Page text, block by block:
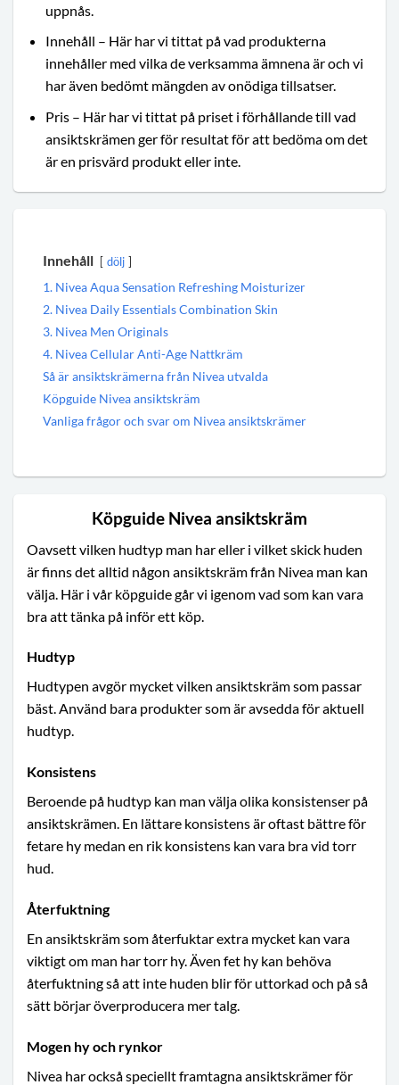
uppnås.
Innehåll – Här har vi tittat på vad produkterna
innehåller med vilka de verksamma ämnena är och vi
har även bedömt mängden av onödiga tillsatser.
Pris – Här har vi tittat på priset i förhållande till vad
ansiktskrämen ger för resultat för att bedöma om det
är en prisvärd produkt eller inte.
Innehåll dölj
1. Nivea Aqua Sensation Refreshing Moisturizer
2. Nivea Daily Essentials Combination Skin
3. Nivea Men Originals
4. Nivea Cellular Anti-Age Nattkräm
Så är ansiktskrämerna från Nivea utvalda
Köpguide Nivea ansiktskräm
Vanliga frågor och svar om Nivea ansiktskrämer
Köpguide Nivea ansiktskräm
Oavsett vilken hudtyp man har eller i vilket skick huden
är finns det alltid någon ansiktskräm från Nivea man kan
välja. Här i vår köpguide går vi igenom vad som kan vara
bra att tänka på inför ett köp.
Hudtyp
Hudtypen avgör mycket vilken ansiktskräm som passar
bäst. Använd bara produkter som är avsedda för aktuell
hudtyp.
Konsistens
Beroende på hudtyp kan man välja olika konsistenser på
ansiktskrämen. En lättare konsistens är oftast bättre för
fetare hy medan en rik konsistens kan vara bra vid torr
hud.
Återfuktning
En ansiktskräm som återfuktar extra mycket kan vara
viktigt om man har torr hy. Även fet hy kan behöva
återfuktning så att inte huden blir för uttorkad och på så
sätt börjar överproducera mer talg.
Mogen hy och rynkor
Nivea har också speciellt framtagna ansiktskrämer för